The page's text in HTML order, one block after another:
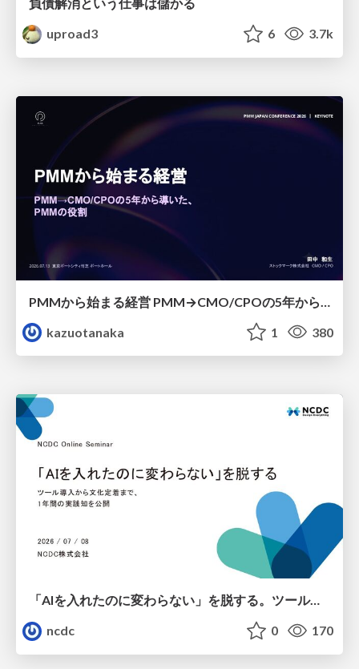
uproad3
6 3.7k
kazuotanaka
1 380
「AIを入れたのに変わらない」を脱する。ツール導入から文化定着まで、1年間の実践知を公開
ncdc
0 170